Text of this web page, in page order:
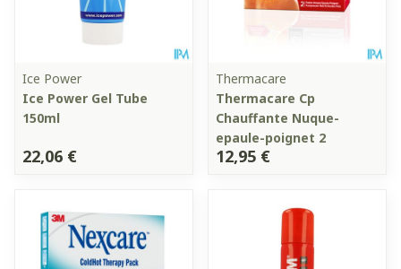
Ice Power
Ice Power Gel Tube
150ml
22,06 €
Thermacare
Thermacare Cp
Chauffante Nuque-
epaule-poignet 2
12,95 €